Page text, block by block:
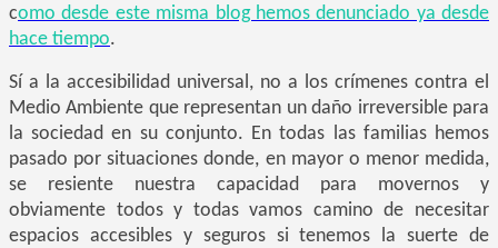
como desde este misma blog hemos denunciado ya desde
hace tiempo.
Sí a la accesibilidad universal, no a los crímenes contra el
Medio Ambiente que representan un daño irreversible para
la sociedad en su conjunto. En todas las familias hemos
pasado por situaciones donde, en mayor o menor medida,
se resiente nuestra capacidad para movernos y
obviamente todos y todas vamos camino de necesitar
espacios accesibles y seguros si tenemos la suerte de